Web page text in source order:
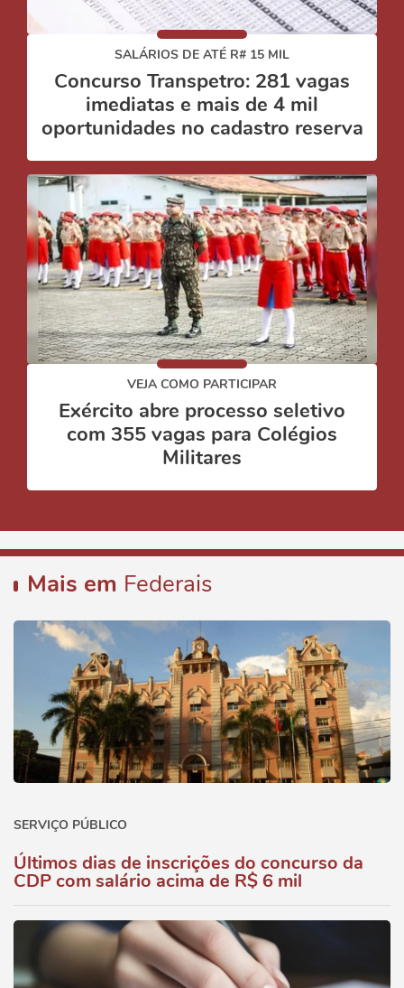
SALÁRIOS DE ATÉ R# 15 MIL
Concurso Transpetro: 281 vagas
imediatas e mais de 4 mil
oportunidades no cadastro reserva
VEJA COMO PARTICIPAR
Exército abre processo seletivo
com 355 vagas para Colégios
Militares
Mais em Federais
SERVIÇO PÚBLICO
Últimos dias de inscrições do concurso da
CDP com salário acima de R$ 6 mil